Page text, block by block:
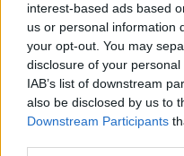
interest-based ads based
us or personal information
your opt-out. You may
disclosure of your
IAB’s list of downstream
also be disclosed by us to
Downstream Participants